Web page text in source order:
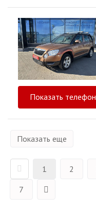
Показать телефон
Показать еще
1 2
7